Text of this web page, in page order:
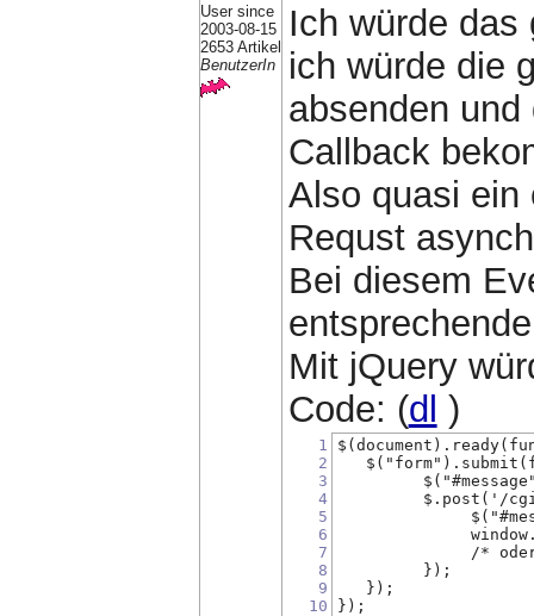
User since
2003-08-15
2653 Artikel
BenutzerIn
Ich würde das
ich würde die
absenden
Callback
Also quasi ein
Requst
Bei diesem
Mit jQuery
Code: (dl )
1
2
3
4
5
6
7
8
9
10
$.post('/
/*
         });
   });
});